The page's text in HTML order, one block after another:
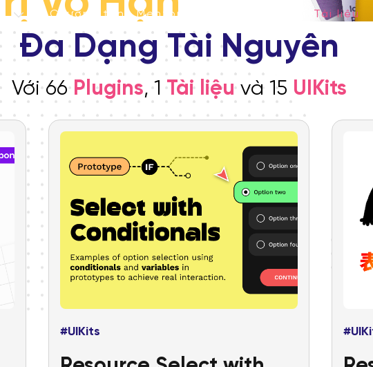
Chương trình Mentoring Tài liệu
lượng cao, hoàn toàn miễn phí,
việc và học tập trên Figma!
Đa Dạng Tài Nguyên
Với66 Plugins,1 Tài liệuvà 15 UIKits
#UIKits